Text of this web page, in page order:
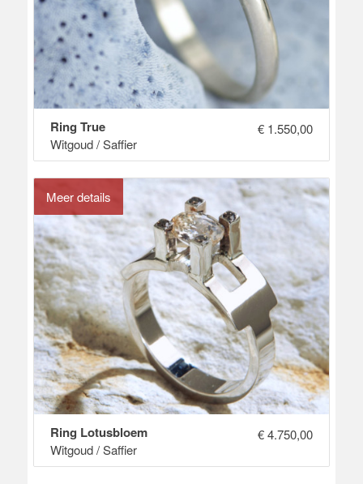
Ring True
Witgoud / Saffier
€1.550,00
Meer details
Ring Lotusbloem
Witgoud / Saffier
€4.750,00